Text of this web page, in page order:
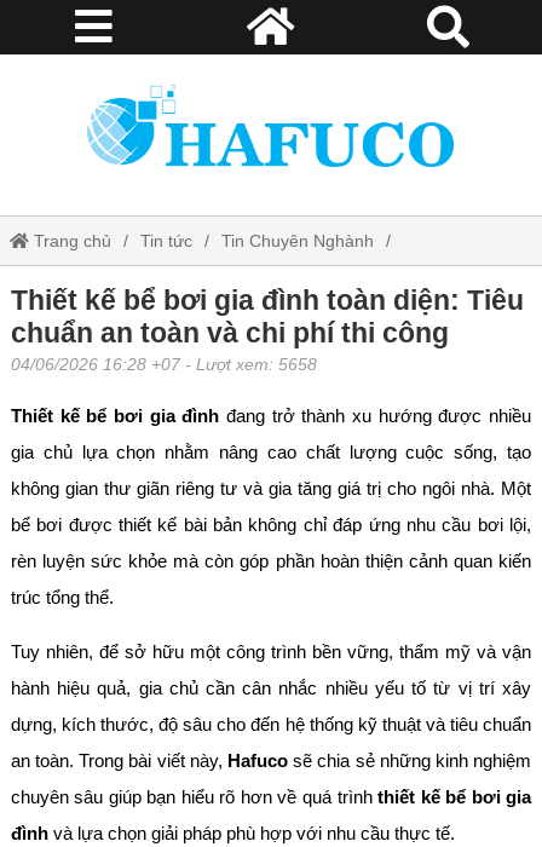
Trang chủ Tin tức Tin Chuyên Nghành
Thiết kế bể bơi gia đình toàn diện: Tiêu chuẩn an toàn và chi phí thi
công
Thiết kế bể bơi gia đình toàn diện: Tiêu
chuẩn an toàn và chi phí thi công
04/06/2026 16:28 +07 - Lượt xem: 5658
Thiết kế bể bơi gia đình đang trở thành xu hướng được nhiều
gia chủ lựa chọn nhằm nâng cao chất lượng cuộc sống, tạo
không gian thư giãn riêng tư và gia tăng giá trị cho ngôi nhà. Một
bể bơi được thiết kế bài bản không chỉ đáp ứng nhu cầu bơi lội,
rèn luyện sức khỏe mà còn góp phần hoàn thiện cảnh quan kiến
trúc tổng thể.
Tuy nhiên, để sở hữu một công trình bền vững, thẩm mỹ và vận
hành hiệu quả, gia chủ cần cân nhắc nhiều yếu tố từ vị trí xây
dựng, kích thước, độ sâu cho đến hệ thống kỹ thuật và tiêu chuẩn
an toàn. Trong bài viết này, Hafuco sẽ chia sẻ những kinh nghiệm
chuyên sâu giúp bạn hiểu rõ hơn về quá trìnhthiết kế bể bơi gia
đìnhvà lựa chọn giải pháp phù hợp với nhu cầu thực tế.